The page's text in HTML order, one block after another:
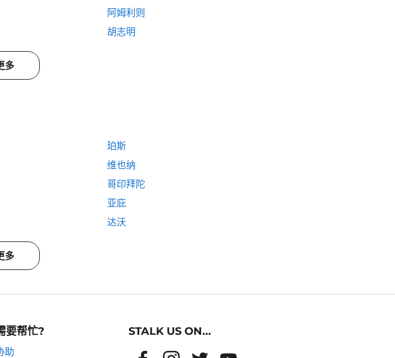
阿姆利则
胡志明
多
珀斯
维也纳
哥印拜陀
亚庇
达沃
多
要帮忙?
助
STALK US ON...